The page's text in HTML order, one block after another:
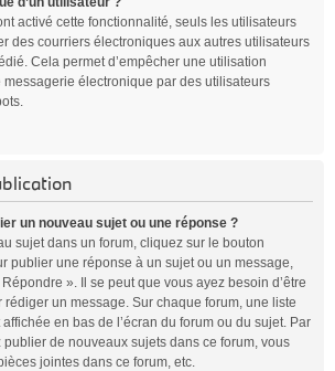
activé cette fonctionnalité, seuls les utilisateurs
des courriers électroniques aux autres utilisateurs
Cela permet d’empêcher une utilisation
électronique par des utilisateurs
un nouveau sujet ou une réponse ?
sujet dans un forum, cliquez sur le bouton
publier une réponse à un sujet ou un message,
». Il se peut que vous ayez besoin d’être
un message. Sur chaque forum, une liste
en bas de l’écran du forum ou du sujet. Par
de nouveaux sujets dans ce forum, vous
jointes dans ce forum, etc.